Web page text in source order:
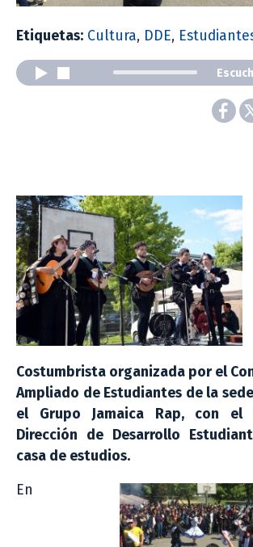
Etiquetas: Cultura, DDE,
Costumbrista organizada por el
Ampliado de Estudiantes de la
el Grupo Jamaica Rap, con
Dirección de Desarrollo
casa de estudios.
En